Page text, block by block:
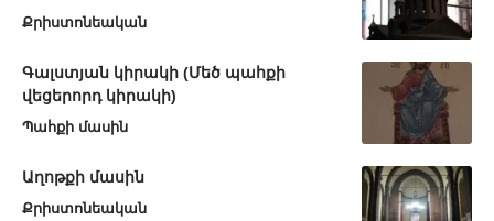
Քրիստոնեական
Գալստյան կիրակի (Մեծ պահքի
վեցերորդ կիրակի)
Պահքի մասին
Աղոթքի մասին
Քրիստոնեական